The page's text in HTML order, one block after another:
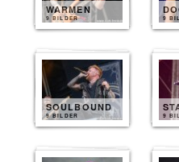
WARMEN
9 BILDER 9
SOULBOUND
9 BILDER 9